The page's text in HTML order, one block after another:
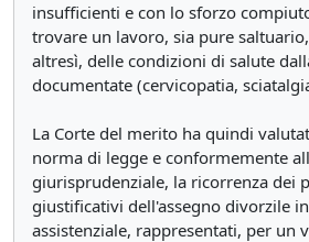
insufficienti e con lo sforzo
trovare un lavoro, sia pure
altresì, delle condizioni di salute
documentate (cervicopatia,
La Corte del merito ha quindi
norma di legge e conformemente
giurisprudenziale, la ricorrenza dei
giustificativi dell'assegno divorzile
assistenziale, rappresentati, per un